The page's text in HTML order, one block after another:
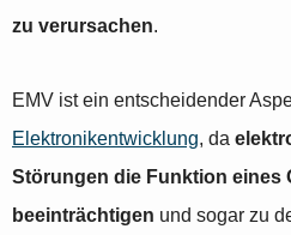
zu verursachen.
EMV ist ein entscheidender
Elektronikentwicklung, da
Störungen die Funktion eines
beeinträchtigen und sogar zu